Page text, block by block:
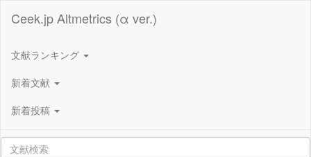
Ceek.jp Altmetrics (α ver.)
文献ランキング
新着文献
新着投稿